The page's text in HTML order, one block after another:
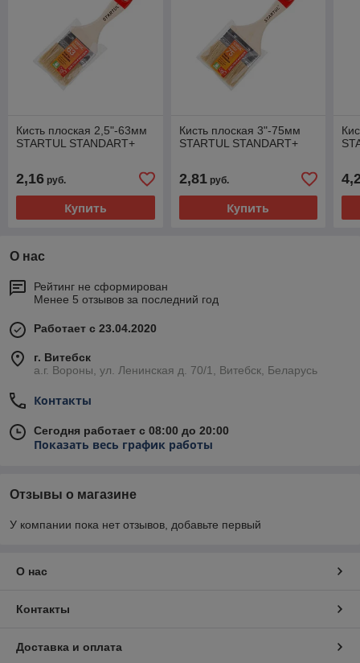
Кисть плоская 2,5"-63мм
STARTUL STANDART+
2,16 руб.
Купить
Кисть плоская 3"-75мм
STARTUL STANDART+
2,81руб.
Купить
О нас
Рейтинг не сформирован
Менее 5 отзывов за последний год
Работает с 23.04.2020
г. Витебск
а.г. Вороны, ул. Ленинская д. 70/1, Витебск, Беларусь
Контакты
Сегодня работает с 08:00 до 20:00
Показать весь график работы
Отзывы о магазине
У компании пока нет отзывов, добавьте первый
О нас
Контакты
Доставка и оплата